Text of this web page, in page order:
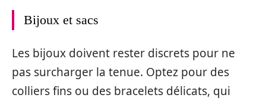
Bijoux et sacs
Les bijoux doivent rester discrets pour ne
pas surcharger la tenue. Optez pour des
colliers fins ou des bracelets délicats, qui